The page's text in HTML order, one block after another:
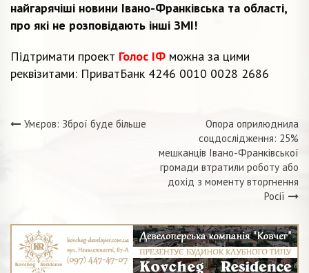
найгарячіші новини Івано-Франківська та області,
про які не розповідають інші ЗМІ!
Підтримати проект Голос ІФ можна за цими
реквізитами: ПриватБанк 4246 0010 0028 2686
Навігація
Умєров: Зброї буде більше
Опора оприлюднила
соцдослідження: 25%
мешканців Івано-Франківської
громади втратили роботу або
дохід з моменту вторгнення
Росії